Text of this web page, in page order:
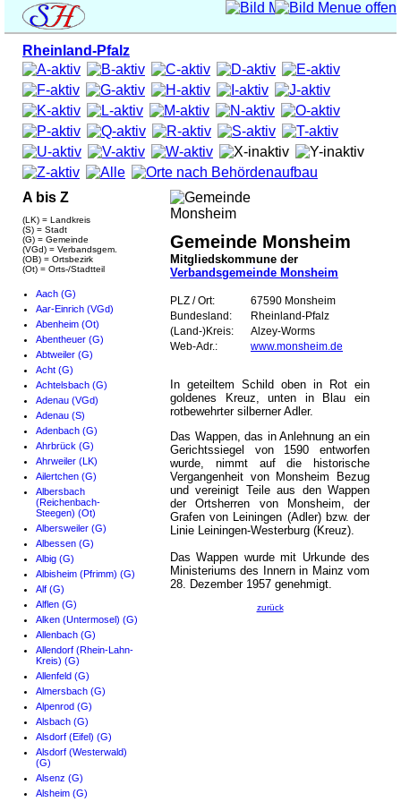
Rheinland-Pfalz
A bis Z
(LK) = Landkreis
(S) = Stadt
(G) = Gemeinde
(VGd) = Verbandsgem.
(OB) = Ortsbezirk
(Ot) = Orts-/Stadtteil
Aach (G)
Aar-Einrich (VGd)
Abenheim (Ot)
Abentheuer (G)
Abtweiler (G)
Acht (G)
Achtelsbach (G)
Adenau (VGd)
Adenau (S)
Adenbach (G)
Ahrbrück (G)
Ahrweiler (LK)
Ailertchen (G)
Albersbach
(Reichenbach-
Steegen) (Ot)
Albersweiler (G)
Albessen (G)
Albig (G)
Albisheim (Pfrimm) (G)
Alf (G)
Alflen (G)
Alken (Untermosel) (G)
Allenbach (G)
Allendorf (Rhein-Lahn-
Kreis) (G)
Allenfeld (G)
Almersbach (G)
Alpenrod (G)
Alsbach (G)
Alsdorf (Eifel) (G)
Alsdorf (Westerwald)
(G)
Alsenz (G)
Alsheim (G)
Gemeinde Monsheim
Mitgliedskommune der
Verbandsgemeinde Monsheim
PLZ / Ort:
67590 Monsheim
Bundesland:
Rheinland-Pfalz
(Land-)Kreis:
Alzey-Worms
Web-Adr.:
www.monsheim.de
In geteiltem Schild oben in Rot ein
goldenes Kreuz, unten in Blau ein
rotbewehrter silberner Adler.
Das Wappen, das in Anlehnung an ein
Gerichtssiegel von 1590 entworfen
wurde, nimmt auf die historische
Vergangenheit von Monsheim Bezug
und vereinigt Teile aus den Wappen
der Ortsherren von Monsheim, der
Grafen von Leiningen (Adler) bzw. der
Linie Leiningen-Westerburg (Kreuz).
Das Wappen wurde mit Urkunde des
Ministeriums des Innern in Mainz vom
28. Dezember 1957 genehmigt.
zurück